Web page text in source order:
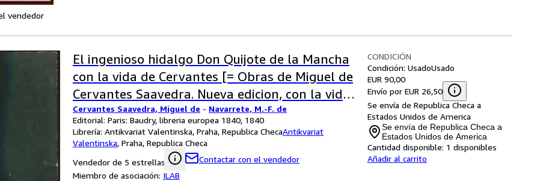
vendedor
El ingenioso hidalgo Don Quijote de la Mancha
con la vida de Cervantes [= Obras de Miguel de
Cervantes Saavedra. Nueva edicion, con la vida
del autor par M.-F. de Navarrete; Tomó primero
= Coleccion de los mejores autores espanoles;
tomo I]
Cervantes Saavedra, Miguel de - Navarrete, M.-F. de
Editorial: Paris: Baudry, libreria europea 1840, 1840
Librería: Antikvariat Valentinska, Praha, Republica ChecaAntikvariat
Valentinska, Praha, Republica Checa
Vendedor de 5 estrellas
Contactar con el vendedor
Miembro de asociación: ILAB
CONDICIÓN
Condición: UsadoUsado
EUR 90,00
Envío por EUR 26,50
Se envía de Republica Checa a
Estados Unidos de America
Se envía de Republica Checa a
Estados Unidos de America
Cantidad disponible: 1 disponibles
Añadir al carrito